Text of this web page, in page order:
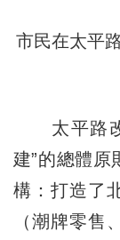
市民在太平
太平路改
建”的總體原
構：打造了
（潮牌零售